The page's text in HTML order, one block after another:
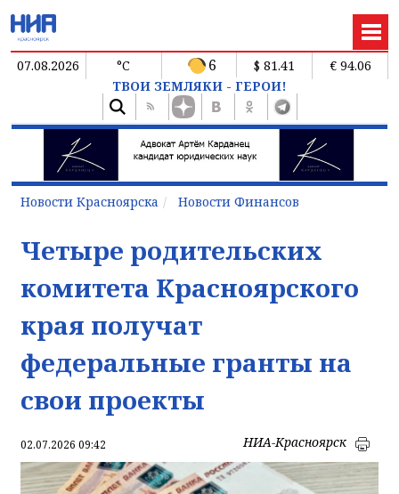
07.08.2026 °C 6 $ 81.41
€ 94.06
ТВОИ ЗЕМЛЯКИ - ГЕРОИ!
Новости Красноярска Новости Финансов
Четыре родительских
комитета Красноярского
края получат
федеральные гранты на
свои проекты
02.07.2026 09:42 НИА-Красноярск